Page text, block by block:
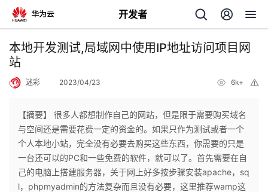
开发者
返
回
个
人
我
本地开发测试,局域网中使用IP地址访问项目网
站
迷彩 2023/04/23 6k+
【摘要】 很多人都想制作自己的网站，但是限于需要购买域名
与空间还是需要花费一定的资金的。如果只作为测试或者一个
个人本地小站，完全没有必要去购买这些东西，你需要的只是
一台还可以的PC和一些免费的软件，就可以了。首先需要在自
己的电脑上搭建服务器，关于网上好多按步骤安装apache，sq
l，phpmyadmin的方法复杂而且没有必要，这里推荐wamp这